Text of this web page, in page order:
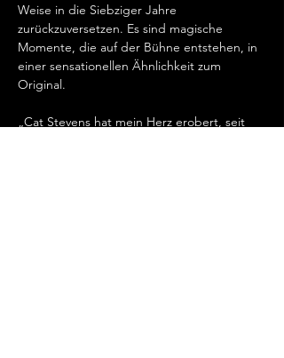
Weise in die Siebziger Jahre
zurückzuversetzen. Es sind magische
Momente, die auf der Bühne entstehen, in
einer sensationellen Ähnlichkeit zum
Original.
„Cat Stevens hat mein Herz erobert, seit